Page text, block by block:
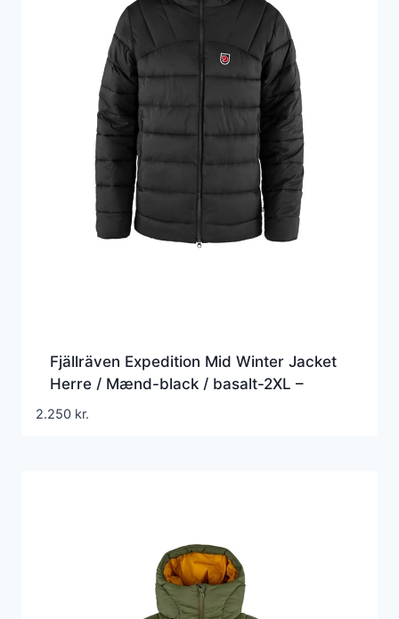
Fjällräven Expedition Mid Winter Jacket
Herre / Mænd-black / basalt-2XL –
Vinterjakker til mænd
2.250 kr.